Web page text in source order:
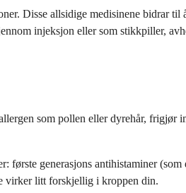
Disse allsidige medisinene bidrar til
injeksjon eller som stikkpiller,
som pollen eller dyrehår, frigjør
generasjons antihistaminer
virker litt forskjellig i kroppen din.